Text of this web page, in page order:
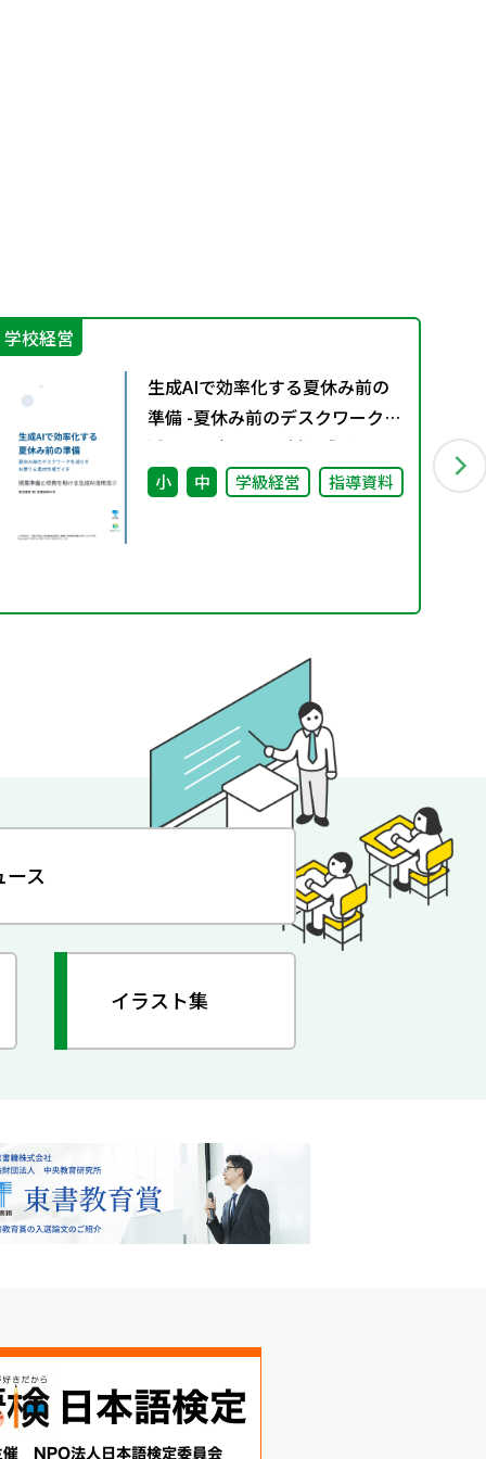
学校経営
生成AIで効率化する夏休み前の
準備 -夏休み前のデスクワークを
減らすお便り＆素材作成ガイド-
授業準備と校務を助ける生成AI
小 中 学級経営 指導資料
ース
イラスト集